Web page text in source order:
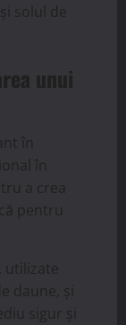
solul de
unui
în
în
a crea
pentru
utilizate
daune, și
sigur și